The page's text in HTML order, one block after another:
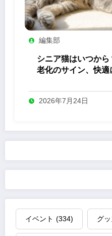
編集部
シニア猫はいつか
老化のサイン、快
2026年7月24日
イベント (334) グ